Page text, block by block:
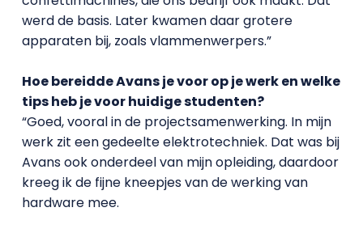
werd de basis. Later kwamen daar grotere
apparaten bij, zoals vlammenwerpers.”
Hoe bereidde Avans je voor op je werk en welke
tips heb je voor huidige studenten?
“Goed, vooral in de projectsamenwerking. In mijn
werk zit een gedeelte elektrotechniek. Dat was bij
Avans ook onderdeel van mijn opleiding, daardoor
kreeg ik de fijne kneepjes van de werking van
hardware mee.